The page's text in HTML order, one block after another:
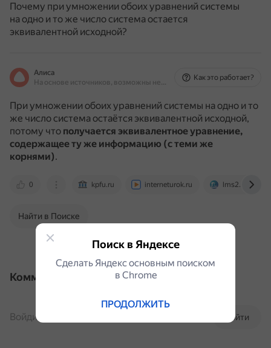
Почему при умножении обоих уравнений системы
на одно и то же число система остается
эквивалентной исходной?
Алиса
На основе источников, возможны неточности
Как это работает?
При умножении обоих уравнений системы на одно и то
же число система остаётся эквивалентной исходной,
потому что получается эквивалентное уравнение,
содержащее ту же информацию (с теми же
корнями).
0 kpfu.ru interneturok.ru lms2.sseu.ru
Найти в Поиске
Комментарии
Войти
Войдите, чтобы комментировать
Поиск в Яндексе
Сделать Яндекс основным поиском
в Сhrome
ПРОДОЛЖИТЬ